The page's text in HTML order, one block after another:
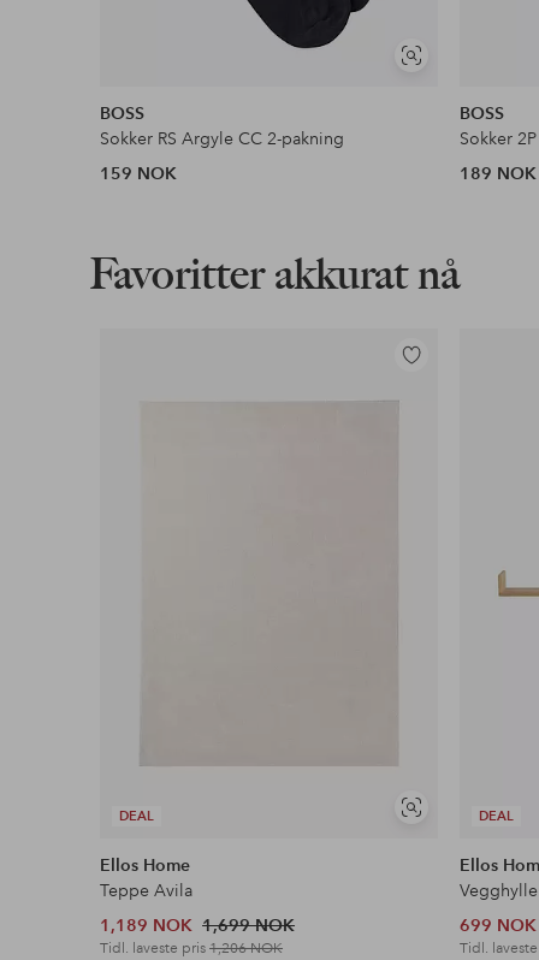
Vis
BOSS
Sokker RS Argyle CC 2-pakning
159 NOK
BOSS
Sokker
189 NOK
Favoritter akkurat nå
DEAL
Vis
Legg
Ellos Home
Teppe Avila
1,189 NOK 1,699 NOK
Tidl. laveste pris1,206 NOK
DEAL
Ellos
Vegghylle
699 NOK
Tidl.